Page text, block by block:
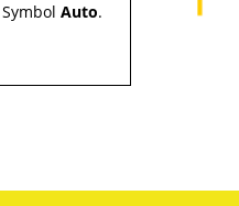
Auto.